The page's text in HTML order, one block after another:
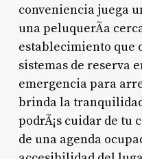
conveniencia juega
una peluquerÃ­a
establecimiento que
sistemas de reserva
emergencia para
brinda la
podrÃ¡s cuidar de tu
de una agenda